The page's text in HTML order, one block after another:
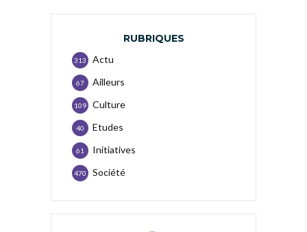
RUBRIQUES
Actu
313
Ailleurs
67
Culture
109
Etudes
40
Initiatives
61
Société
470